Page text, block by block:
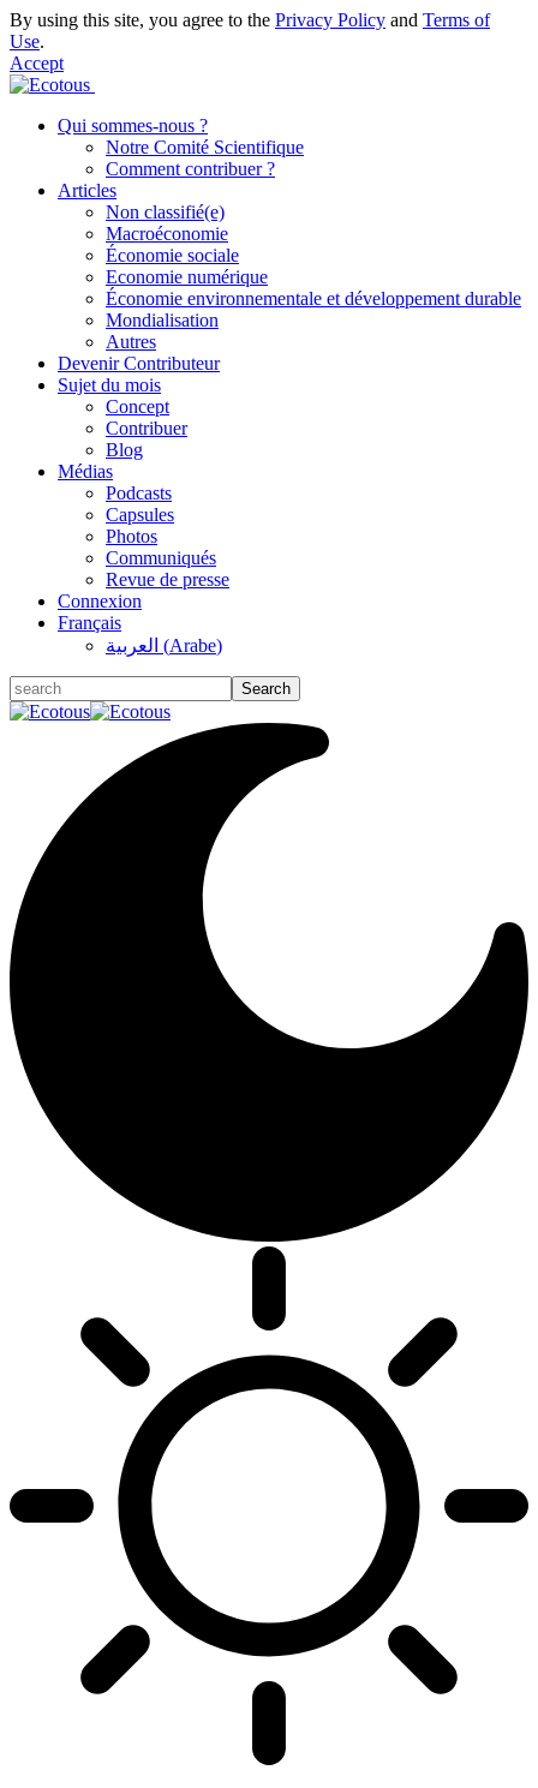
By using this site, you agree to the Privacy Policy and Terms of
Use.
Accept
Qui sommes-nous ?
Notre Comité Scientifique
Comment contribuer ?
Articles
Non classifié(e)
Macroéconomie
Économie sociale
Economie numérique
Économie environnementale et développement durable
Mondialisation
Autres
Devenir Contributeur
Sujet du mois
Concept
Contribuer
Blog
Médias
Podcasts
Capsules
Photos
Communiqués
Revue de presse
Connexion
Français
العربية (Arabe)